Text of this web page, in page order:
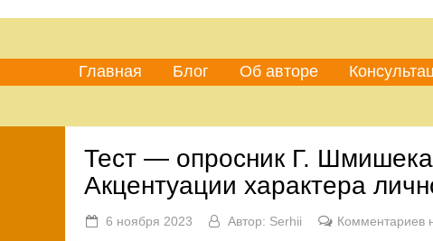
Главная Блог Об авторе
Тест — опросник Г.
Акцентуации характера
6 ноября 2023 Автор: Serhii Комментариев